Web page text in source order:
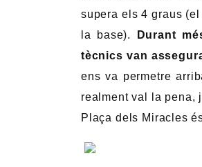
supera els 4 graus
la base).
Durant
tècnics van
ens va permetre
realment val la pena,
Plaça dels Miracles